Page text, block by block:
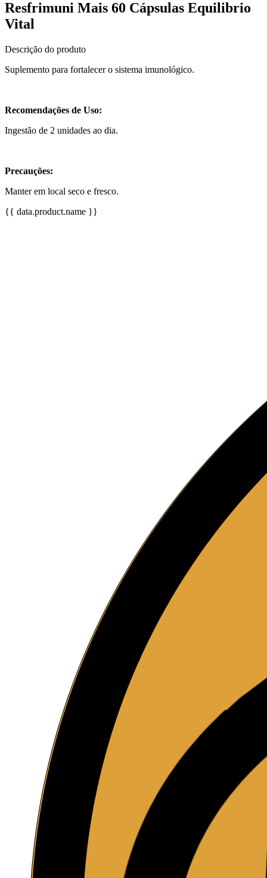
Resfrimuni Mais 60 Cápsulas Equilibrio
Vital
Descrição do produto
Suplemento para fortalecer o sistema imunológico.
Recomendações de Uso:
Ingestão de 2 unidades ao dia.
Precauções:
Manter em local seco e fresco.
{{ data.product.name }}